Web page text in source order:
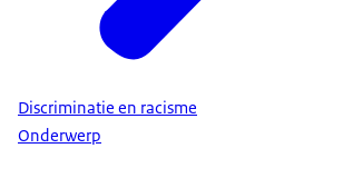
Discriminatie en racisme
Onderwerp